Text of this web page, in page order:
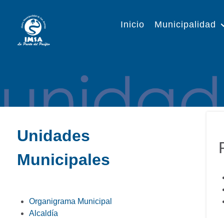
Inicio Municipalidad
Unidades
Municipales
Organigrama Municipal
Alcaldía